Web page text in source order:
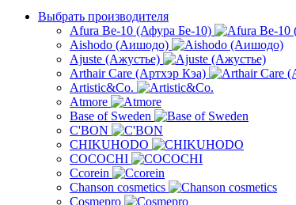
Выбрать производителя
Afura Be-10 (Афура Бе-10)
Aishodo (Аишодо)
Ajuste (Ажустье)
Arthair Care (Артхэр Кэа)
Artistic&Co.
Atmore
Base of Sweden
C'BON
CHIKUHODO
COCOCHI
Ccorein
Chanson cosmetics
Cosmepro